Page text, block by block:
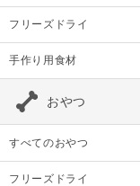
フリーズドライ
手作り用食材
おやつ
すべてのおやつ
フリーズドライ